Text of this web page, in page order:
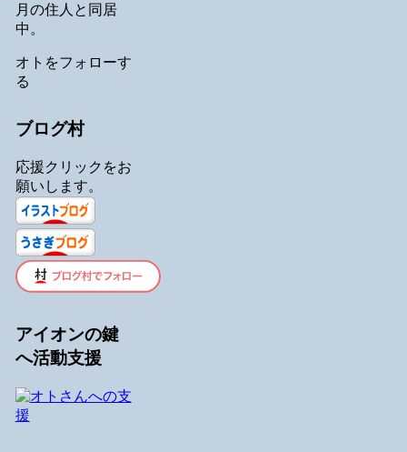
月の住人と同居
中。
オトをフォローす
る
ブログ村
応援クリックをお
願いします。
アイオンの鍵
へ活動支援